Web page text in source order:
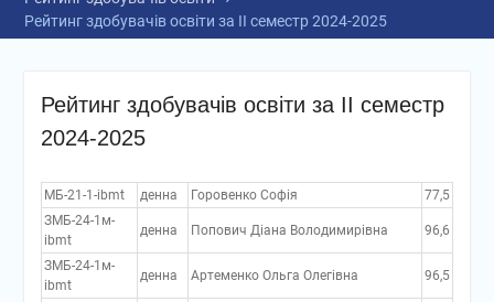
Рейтинг здобувачів освіти за ІІ семестр 2024-2025
Рейтинг здобувачів освіти за ІІ семестр
2024-2025
МБ-21-1-ibmt денна Горовенко Софія
77,5
ЗМБ-24-1м-
ibmt
денна Попович Діана Володимирівна 96,6
ЗМБ-24-1м-
ibmt
денна Артеменко Ольга Олегівна 96,5